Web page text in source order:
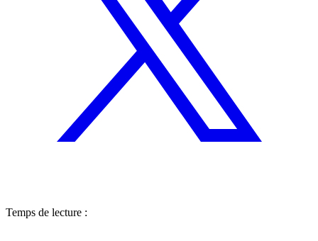
Temps de lecture :